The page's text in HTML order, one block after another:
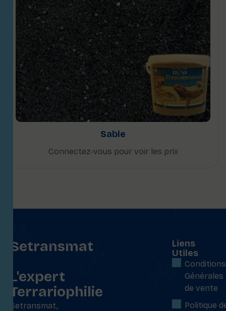
Sable
Connectez-vous pour voir les prix
Setransmat
L'expert
Terrariophilie
Setransmat,
Liens
Utiles
Conditions
Générales
de vente
Politique